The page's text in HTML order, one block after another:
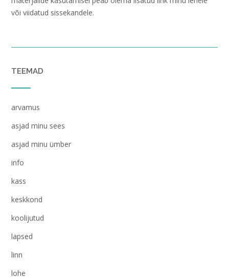
või viidatud sissekandele.
TEEMAD
arvamus
asjad minu sees
asjad minu ümber
info
kass
keskkond
koolijutud
lapsed
linn
lohe